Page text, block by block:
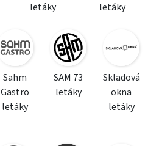
letáky
letáky
Sahm
Gastro
letáky
SAM 73
letáky
Skladová
okna
letáky